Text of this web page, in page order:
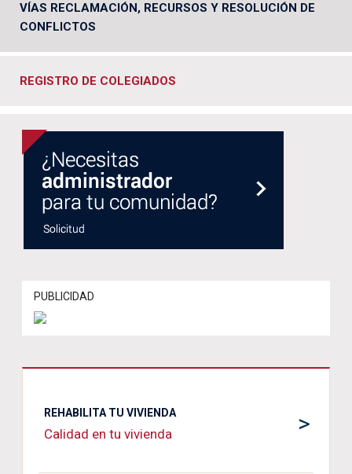
VÍAS RECLAMACIÓN, RECURSOS Y RESOLUCIÓN DE
CONFLICTOS
REGISTRO DE COLEGIADOS
PUBLICIDAD
>
REHABILITA TU VIVIENDA
Calidad en tu vivienda